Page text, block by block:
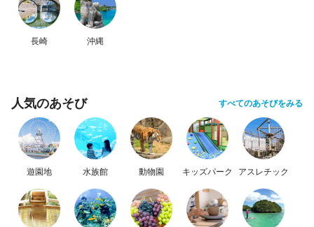
長崎 沖縄
人気のあそび すべてのあそびをみる
遊園地 水族館 動物園 キッズパーク アスレチック